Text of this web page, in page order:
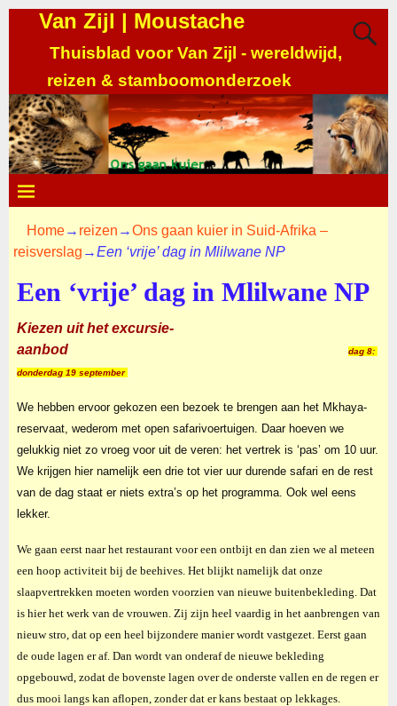
Van Zijl | Moustache
Thuisblad voor Van Zijl - wereldwijd,
reizen & stamboomonderzoek
Home→ reizen →Ons gaan kuier in Suid-Afrika –
reisverslag →Een ‘vrije’ dag in Mlilwane NP
Een ‘vrije’ dag in Mlilwane NP
Kiezen uit het excursie-
aanbod
dag 8:
donderdag 19 september
We hebben ervoor gekozen een bezoek te brengen aan het Mkhaya-
reservaat, wederom met open safarivoertuigen. Daar hoeven we
gelukkig niet zo vroeg voor uit de veren: het vertrek is ‘pas’ om 10 uur.
We krijgen hier namelijk een drie tot vier uur durende safari en de rest
van de dag staat er niets extra’s op het programma. Ook wel eens
lekker.
We gaan eerst naar het restaurant voor een ontbijt en dan zien we al meteen
een hoop activiteit bij de beehives. Het blijkt namelijk dat onze
slaapvertrekken moeten worden voorzien van nieuwe buitenbekleding. Dat
is hier het werk van de vrouwen. Zij zijn heel vaardig in het aanbrengen van
nieuw stro, dat op een heel bijzondere manier wordt vastgezet. Eerst gaan
de oude lagen er af. Dan wordt van onderaf de nieuwe bekleding
opgebouwd, zodat de bovenste lagen over de onderste vallen en de regen er
dus mooi langs kan aflopen, zonder dat er kans bestaat op lekkages.